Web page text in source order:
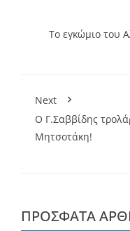
Το εγκώμιο του
Next
Ο Γ.Σαββίδης
Μητσοτάκη!
ΠΡΌΣΦΑΤΑ